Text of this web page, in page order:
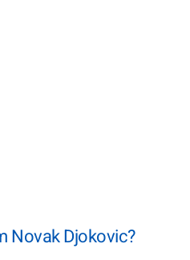
Novak Djokovic?